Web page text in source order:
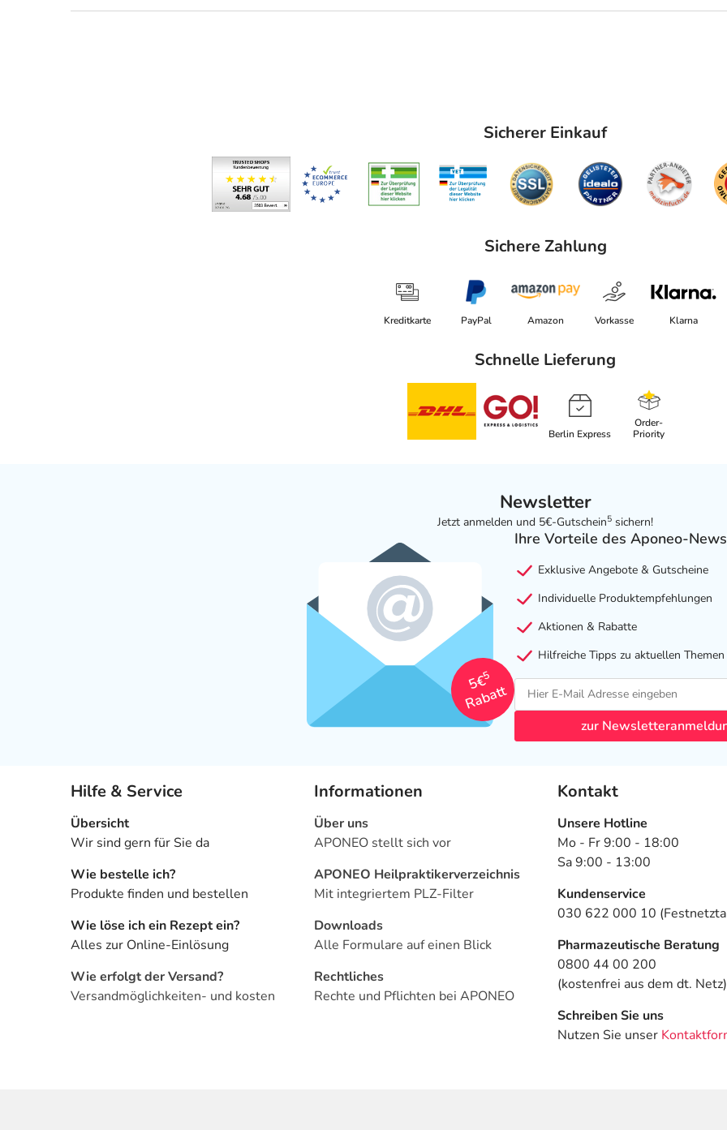
Sicherer Einkauf
Sichere Zahlung
Kreditkarte PayPal Amazon Vorkasse Klarna
Schnelle Lieferung
Berlin Express
Order-
Priority
Newsletter
Jetzt anmelden und 5€-Gutschein5 sichern!
5€
5
Rabatt
Ihre Vorteile des Aponeo-
Exklusive Angebote & Gutscheine
Individuelle Produktempfehlungen
Aktionen & Rabatte
Hilfreiche Tipps zu aktuellen Themen
zur
Hilfe & Service
Übersicht
Wir sind gern für Sie da
Wie bestelle ich?
Produkte finden und bestellen
Wie löse ich ein Rezept ein?
Alles zur Online-Einlösung
Wie erfolgt der Versand?
Versandmöglichkeiten- und kosten
Informationen
Über uns
APONEO stellt sich vor
APONEO Heilpraktikerverzeichnis
Mit integriertem PLZ-Filter
Downloads
Alle Formulare auf einen Blick
Rechtliches
Rechte und Pflichten bei APONEO
Kontakt
Unsere Hotline
Mo - Fr 9:00 - 18:00
Sa 9:00 - 13:00
Kundenservice
030 622 000 10
Pharmazeutische Beratung
0800 44 00 200
(kostenfrei aus dem dt. Netz)
Schreiben Sie uns
Nutzen Sie unser